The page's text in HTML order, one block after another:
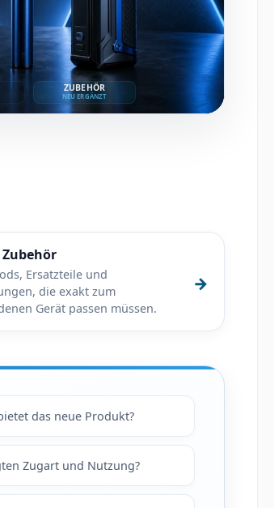
ZUBEHÖR
NEU ERGÄNZT
Zubehör
Ersatzteile und
die exakt zum
Gerät passen müssen.
→
das neue Produkt?
Zugart und Nutzung?